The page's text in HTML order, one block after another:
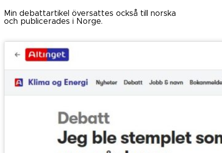
Min debattartikel översattes också till norska
och publicerades i Norge.